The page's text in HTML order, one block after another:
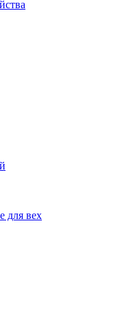
для вех